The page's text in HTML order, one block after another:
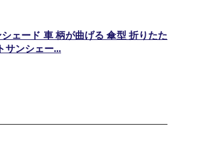
ェード 車 柄が曲げる 傘型 折りたた
サンシェー...